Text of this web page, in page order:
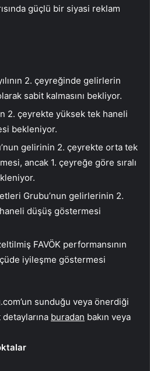
güçlü bir siyasi reklam
2. çeyreğinde gelirlerin
sabit kalmasını bekliyor.
2. çeyrekte yüksek tek haneli
bekleniyor.
gelirinin 2. çeyrekte orta tek
ancak 1. çeyreğe göre sıralı
Grubu’nun gelirlerinin 2.
düşüş göstermesi
FAVÖK performansının
iyileşme göstermesi
sunduğu veya önerdiği
buradan bakın veya